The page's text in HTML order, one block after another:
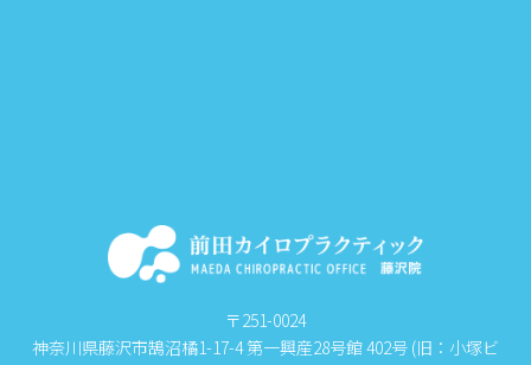
〒251-0024
神奈川県藤沢市鵠沼橘1-17-4 第一興産28号館 402号 (旧：小塚ビ